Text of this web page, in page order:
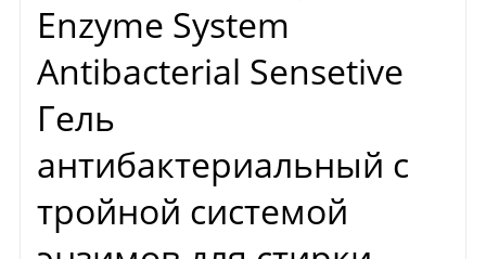
Enzyme System
Antibacterial Sensetive
Гель
антибактериальный с
тройной системой